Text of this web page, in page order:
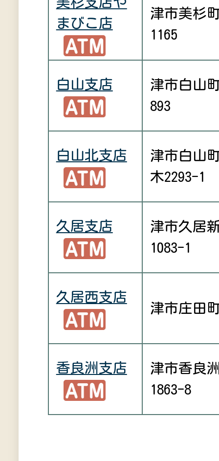
まびこ店
津市美杉
1165
白山支店
津市白山
893
白山北支店
津市白山
木2293-1
久居支店
津市久居
1083-1
久居西支店
津市庄田
香良洲支店
津市香良
1863-8